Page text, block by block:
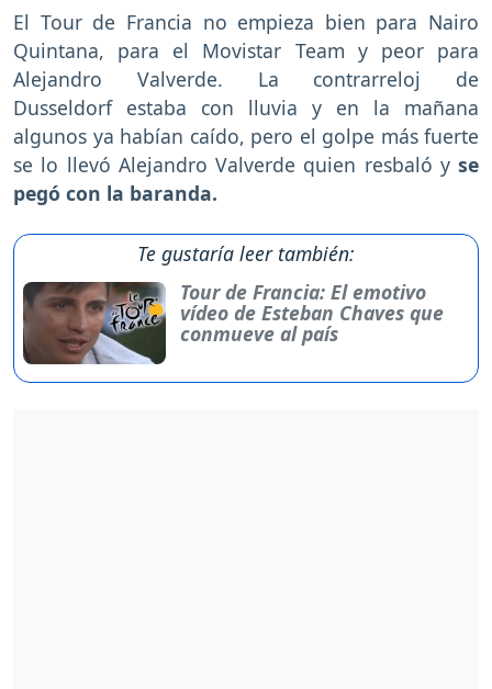
El Tour de Francia no empieza bien para Nairo
Quintana, para el Movistar Team y peor para
Alejandro Valverde. La contrarreloj de
Dusseldorf estaba con lluvia y en la mañana
algunos ya habían caído, pero el golpe más fuerte
se lo llevó Alejandro Valverde quien resbaló yse
pegó con la baranda.
Te gustaría leer también:
Tour de Francia: El emotivo
vídeo de Esteban Chaves que
conmueve al país